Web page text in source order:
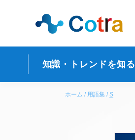
知識・トレンドを知る
ホーム 用語集 S